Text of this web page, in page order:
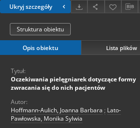
Ukryj szczegóły
Struktura obiektu
Opis obiektu Lista plików
Tytuł:
Oczekiwania pielęgniarek dotyczące formy
zwracania się do nich pacjentów
Autor:
Hoffmann-Aulich, Joanna Barbara ; Lato-
Pawłowska, Monika Sylwia